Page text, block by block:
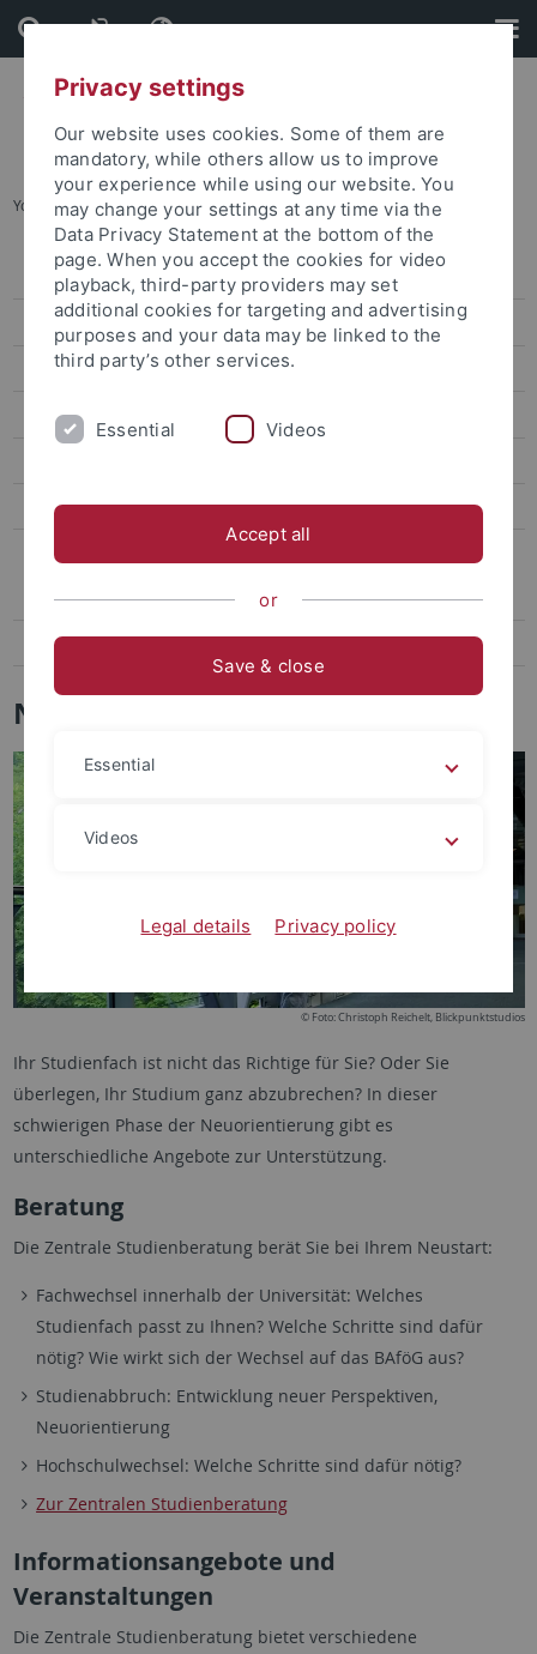
Skip
to
content
Skip
to
footer
You are here: Startseite ... Neuorientierung
Studienanfang
Prüfungen
Beiträge und Gebühren
Administration
Semester- und Studienplanung
Neuorientierung
Studienplatztausch
Umschreibung
Neu orientieren
© Foto: Christoph Reichelt, Blickpunktstudios
Ihr Studienfach ist nicht das Richtige für Sie? Oder Sie
überlegen, Ihr Studium ganz abzubrechen? In dieser
schwierigen Phase der Neuorientierung gibt es
unterschiedliche Angebote zur Unterstützung.
Beratung
Die Zentrale Studienberatung berät Sie bei Ihrem Neustart:
Fachwechsel innerhalb der Universität: Welches
Studienfach passt zu Ihnen? Welche Schritte sind dafür
nötig? Wie wirkt sich der Wechsel auf das BAföG aus?
Studienabbruch: Entwicklung neuer Perspektiven,
Neuorientierung
Hochschulwechsel: Welche Schritte sind dafür nötig?
Zur Zentralen Studienberatung
Informationsangebote und
Veranstaltungen
Die Zentrale Studienberatung bietet verschiedene
Privacy settings
Our website uses cookies. Some of them are
mandatory, while others allow us to improve
your experience while using our website. You
may change your settings at any time via the
Data Privacy Statement at the bottom of the
page. When you accept the cookies for video
playback, third-party providers may set
additional cookies for targeting and advertising
purposes and your data may be linked to the
third party’s other services.
Essential Videos
Accept all
or
Save & close
Essential
Videos
Legal details Privacy policy